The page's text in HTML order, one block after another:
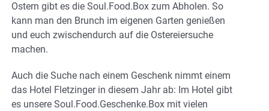
Ostern gibt es die Soul.Food.Box zum Abholen. So
kann man den Brunch im eigenen Garten genießen
und euch zwischendurch auf die Ostereiersuche
machen.
Auch die Suche nach einem Geschenk nimmt einem
das Hotel Fletzinger in diesem Jahr ab: Im Hotel gibt
es unsere Soul.Food.Geschenke.Box mit vielen